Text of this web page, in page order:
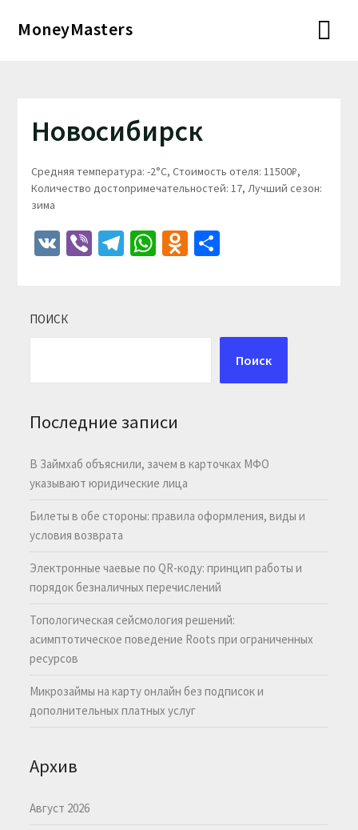
MoneyMasters
Новосибирск
Средняя температура: -2°C, Стоимость отеля: 11500₽,
Количество достопримечательностей: 17, Лучший сезон:
зима
VKViberTelegram
WhatsApp
Odnoklassniki
Отправить
ПОИСК
Поиск
Последние записи
В Займхаб объяснили, зачем в карточках МФО
указывают юридические лица
Билеты в обе стороны: правила оформления, виды и
условия возврата
Электронные чаевые по QR-коду: принцип работы и
порядок безналичных перечислений
Топологическая сейсмология решений:
асимптотическое поведение Roots при ограниченных
ресурсов
Микрозаймы на карту онлайн без подписок и
дополнительных платных услуг
Архив
Август 2026